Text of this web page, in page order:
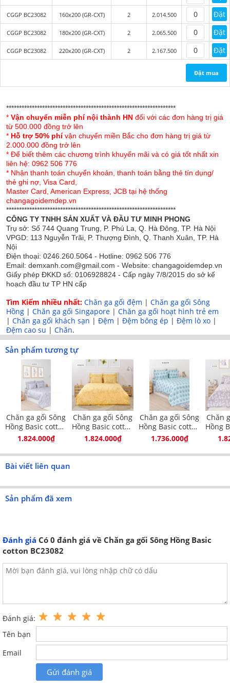
Đặc điểm của chăn
ga gối Sông Hồng Basic
cotton BC23082
Chăn ga gối Sông Hồng Basic cotton là một trong
những mẫu sản phẩm thuộc bộ sưu tập Chăn ga
Sản phẩm với chất liệu 100% cotton cao cấp nhập
khẩu mềm mịn, thông thoáng, không gây bí nóng
như các chất liệu vải thông thường khác.
BC23082 sử dụng tông màu xanh nhẹ nhàng phù
hợp với mọi lứa tuổi. Sản phẩm phối màu tổng thể
hài hòa cho một không gian phòng ngủ thật hiện
đại.
Bộ chăn ga gối thiết kế theo phong cách trẻ trung,
năng động xong vẫn không kém phần sang trọng
tinh tế.
Họa tiết được in màu sắc nét, không bị phai màu do
được in từ công nghệ in tiên tiến hiện đại nhất hiện
nay.
nhăn hay bai dão trong quá trình sử dụng.
Tông màu nhã nhặn với họa tiết tinh tế rất dễ phối
sắp đặt trong nhiều phong cách phòng ngủ khác
nhau.
Thiết kế đa dạng kích thước 160x200, 180x200,
200x220 phù hợp với nhiều cỡ giường khác nhau
của mỗi gia đình.
CGGP BC23082 160x200 (GR-CXT) 2 2.014.500 Đặt
CGGP BC23082 180x200 (GR-CXT) 2 2.065.500 Đặt
CGGP BC23082 220x200 (GR-CXT) 2 2.167.500 Đặt
Đặt mua
******************************************************************
* Vận chuyển miễn phí nội thành HN đối với các đơn hàng trị giá
từ 500.000 đồng trở lên
* Hỗ trợ 50% phívận chuyển miền Bắc cho đơn hàng trị giá từ
2.000.000 đồng trở lên
* Để biết thêm các chương trình khuyến mãi và có giá tốt nhất xin
liên hệ: 0962 506 776
* Nhận thanh toán chuyển khoản, thanh toán bằng thẻ tín dụng/
thẻ ghi nợ, Visa Card,
Master Card, American Express, JCB tại hệ thống
changagoidemdep.vn
******************************************************************
CÔNG TY TNHH SẢN XUẤT VÀ ĐẦU TƯ MINH PHONG
Trụ sở: Số 744 Quang Trung, P. Phú La, Q. Hà Đông, TP. Hà Nội
VPGD: 113 Nguyễn Trãi, P. Thượng Đình, Q. Thanh Xuân, TP. Hà
Nội
Điện thoại: 0246.260.5064 - Hotline: 0962 506 776
Email: demxanh.com@gmail.com - Website: changagoidemdep.vn
Giấy phép ĐKKD số: 0106928824 - Cấp ngày 7/8/2015 do sở kế
hoạch đầu tư TP HN cấp
Tìm Kiếm nhiều nhất: Chăn ga gối đệm | Chăn ga gối Sông
Hồng | Chăn ga gối Singapore | Chăn ga gối hoạt hình trẻ em
| Chăn ga gối khách sạn | Đệm | Đệm bông ép | Đệm lò xo |
Đệm cao su | Chăn.
Sản phẩm tương tự
Chăn ga gối Sông
Hồng Basic cotton
BC23075
1.824.000₫
Chăn ga gối Sông
Hồng Basic cotton
BC23076
1.824.000₫
Chăn ga gối Sông
Hồng Basic cotton
BC23079
1.736.000₫
Chăn
Hồng
Bài viết liên quan
Sản phẩm đã xem
Đánh giá Có 0 đánh giá về Chăn ga gối Sông Hồng Basic
cotton BC23082
Đánh giá:
Tên bạn
Email
Gửi đánh giá